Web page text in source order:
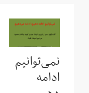
نمی‌توانیم
ادامه